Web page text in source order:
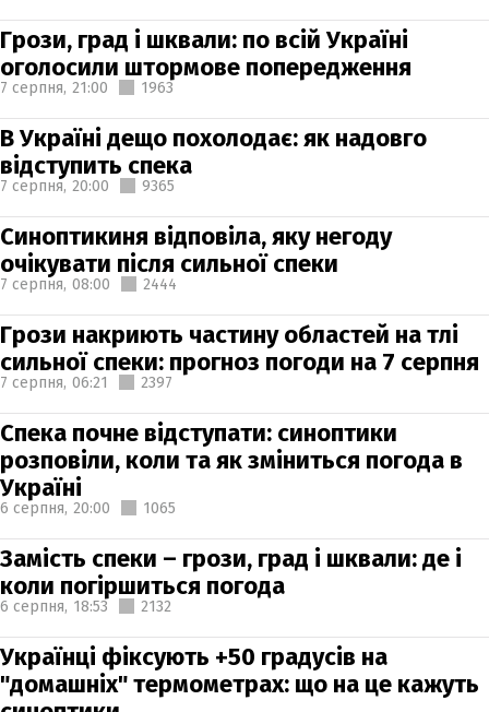
Грози, град і шквали: по всій Україні
оголосили штормове попередження
7 серпня, 21:00 1963
В Україні дещо похолодає: як надовго
відступить спека
7 серпня, 20:00 9365
Синоптикиня відповіла, яку негоду
очікувати після сильної спеки
7 серпня, 08:00 2444
Грози накриють частину областей на тлі
сильної спеки: прогноз погоди на 7 серпня
7 серпня, 06:21 2397
Спека почне відступати: синоптики
розповіли, коли та як зміниться погода в
Україні
6 серпня, 20:00 1065
Замість спеки – грози, град і шквали: де і
коли погіршиться погода
6 серпня, 18:53 2132
Українці фіксують +50 градусів на
"домашніх" термометрах: що на це кажуть